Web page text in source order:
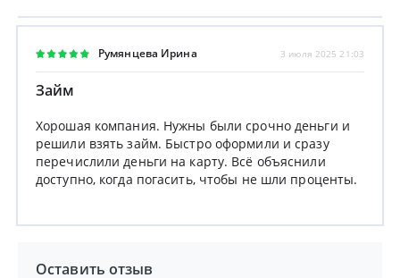
Румянцева Ирина 3 июля 2025 21:03
Займ
Хорошая компания. Нужны были срочно деньги и
решили взять займ. Быстро оформили и сразу
перечислили деньги на карту. Всё объяснили
доступно, когда погасить, чтобы не шли проценты.
Оставить отзыв